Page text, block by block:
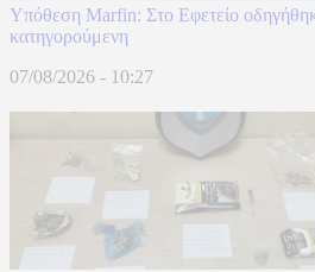
Υπόθεση Marfin: Στο Εφετείο
κατηγορούμενη
07/08/2026 - 10:27